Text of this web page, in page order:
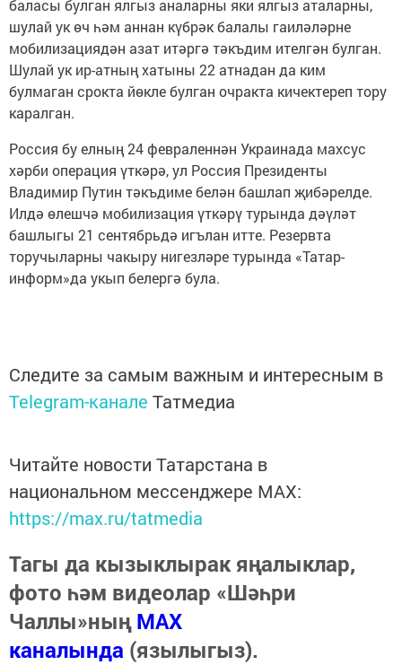
баласы булган ялгыз аналарны яки ялгыз аталарны,
шулай ук өч һәм аннан күбрәк балалы гаиләләрне
мобилизациядән азат итәргә тәкъдим ителгән булган.
Шулай ук ир-атның хатыны 22 атнадан да ким
булмаган срокта йөкле булган очракта кичектереп тору
каралган.
Россия бу елның 24 февраленнән Украинада махсус
хәрби операция үткәрә, ул Россия Президенты
Владимир Путин тәкъдиме белән башлап җибәрелде.
Илдә өлешчә мобилизация үткәрү турында дәүләт
башлыгы 21 сентябрьдә игълан итте. Резервта
торучыларны чакыру нигезләре турында «Татар-
информ»да укып белергә була.
Следите за самым важным и интересным в
Telegram-канале Татмедиа
Читайте новости Татарстана в
национальном мессенджере MАХ:
https://max.ru/tatmedia
Тагы да кызыклырак яңалыклар,
фото һәм видеолар «Шәһри
Чаллы»ныңMAX
каналында (язылыгыз).